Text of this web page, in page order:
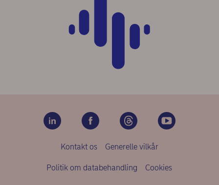
Kontakt os Generelle vilkår
Politik om databehandling Cookies